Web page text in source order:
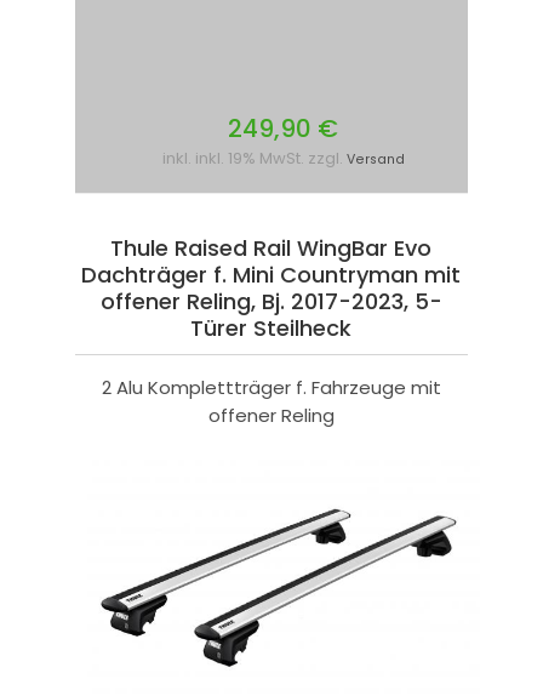
249,90 €
inkl. inkl. 19% MwSt. zzgl. Versand
Thule Raised Rail WingBar Evo
Dachträger f. Mini Countryman mit
offener Reling, Bj. 2017-2023, 5-
Türer Steilheck
2 Alu Komplettträger f. Fahrzeuge mit
offener Reling